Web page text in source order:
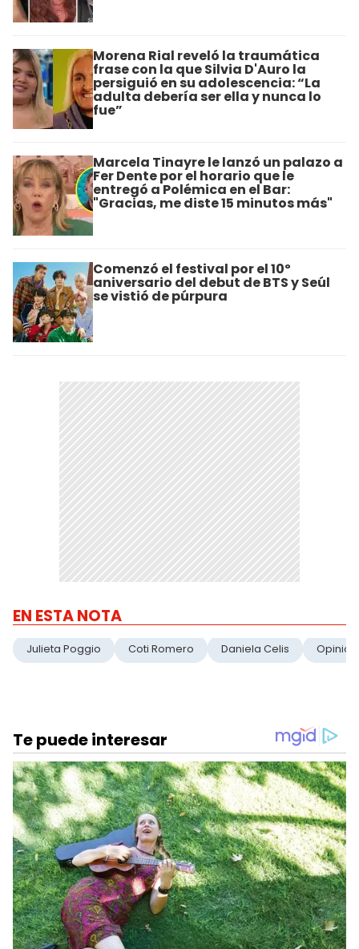
Morena Rial reveló la traumática
frase con la que Silvia D'Auro la
persiguió en su adolescencia: “La
adulta debería ser ella y nunca lo
fue”
Marcela Tinayre le lanzó un palazo a
Fer Dente por el horario que le
entregó a Polémica en el Bar:
"Gracias, me diste 15 minutos más"
Comenzó el festival por el 10º
aniversario del debut de BTS y Seúl
se vistió de púrpura
EN ESTA NOTA
Julieta Poggio Coti Romero Daniela Celis Opinión